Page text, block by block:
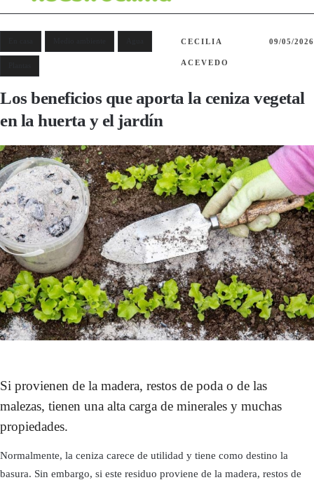
CECILIA
ACEVEDO
09/05/2026
Los beneficios que aporta la ceniza vegetal
en la huerta y el jardín
Si provienen de la madera, restos de poda o de las
malezas, tienen una alta carga de minerales y muchas
propiedades.
Normalmente, la ceniza carece de utilidad y tiene como destino la
basura. Sin embargo, si este residuo proviene de la madera, restos de